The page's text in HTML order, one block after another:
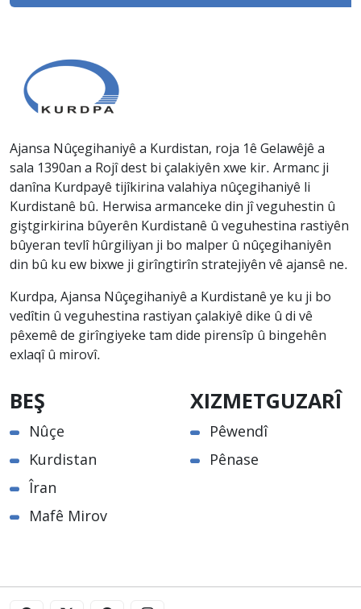
Ajansa Nûçegihaniyê a Kurdistan, roja 1ê Gelawêjê a
sala 1390an a Rojî dest bi çalakiyên xwe kir. Armanc ji
danîna Kurdpayê tijîkirina valahiya nûçegihaniyê li
Kurdistanê bû. Herwisa armanceke din jî veguhestin û
giştgirkirina bûyerên Kurdistanê û veguhestina rastiyên
bûyeran tevlî hûrgiliyan ji bo malper û nûçegihaniyên
din bû ku ew bixwe ji girîngtirîn stratejiyên vê ajansê ne.
Kurdpa, Ajansa Nûçegihaniyê a Kurdistanê ye ku ji bo
vedîtin û veguhestina rastiyan çalakiyê dike û di vê
pêxemê de girîngiyeke tam dide pirensîp û bingehên
exlaqî û mirovî.
BEŞ
Nûçe
Kurdistan
Îran
Mafê Mirov
XIZMETGUZARÎ
Pêwendî
Pênase